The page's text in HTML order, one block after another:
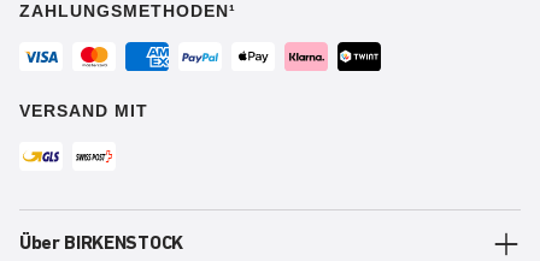
ZAHLUNGSMETHODEN¹
VERSAND MIT
Über BIRKENSTOCK